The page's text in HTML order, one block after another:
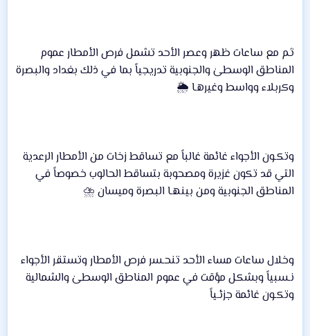
ثم مع ساعات ظهر وعصر الأحد تشمل فرص الأمطار عموم
المناطق الوسطىٰ والجنوبية تدريجياً بما في ذلك بغداد والبصرة
وكربلاء وواسط وغيرهـا 🌦
وتكـون الأجواء غائمة غالباً مع تساقط زخات من الأمطار الرعدية
التي قد تكون غزيرة ومصحوبة بتساقط الحالوب خصوصاً في
المناطق الجنوبية ومن بينهـا البصرة وميسان ⛈
وخلال ساعات مساء الأحد تنحـسر فرص الأمطار وتستقر الأجواء
نـسبياً وبشكل مؤقت في عموم المناطق الوسطىٰ والشمالية
وتكـون غائمة جزئـياً